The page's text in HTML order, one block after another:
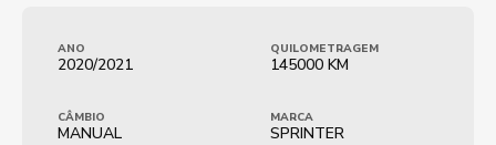
ANO
2020/2021
QUILOMETRAGEM
145000 KM
CÂMBIO
MANUAL
MARCA
SPRINTER